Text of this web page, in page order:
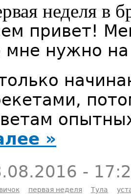
неделя в
привет!
мне нужно
»
-
первая неделя Тула